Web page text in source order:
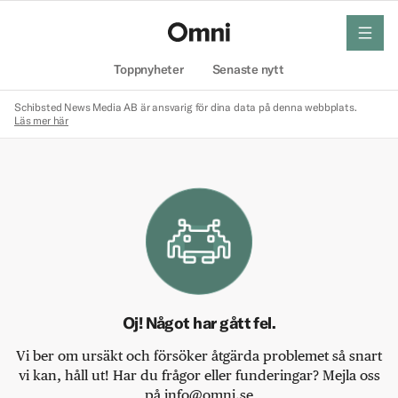
Toppnyheter Senaste nytt
meny
Schibsted News Media AB är ansvarig för dina data på denna webbplats.
Läs mer här
Oj! Något har gått fel.
Vi ber om ursäkt och försöker åtgärda problemet så snart
vi kan, håll ut! Har du frågor eller funderingar? Mejla oss